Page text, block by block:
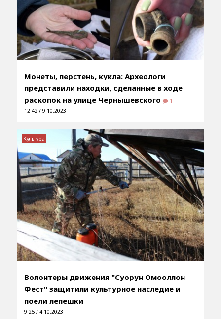
Монеты, перстень, кукла: Археологи
представили находки, сделанные в ходе
раскопок на улице Чернышевского
1
12:42 / 9.10.2023
Волонтеры движения "Суорун Омооллон
Фест" защитили культурное наследие и
поели лепешки
9:25 / 4.10.2023
Культура